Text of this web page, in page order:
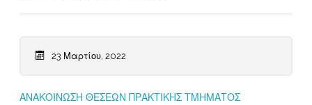
23 Μαρτίου, 2022
ΑΝΑΚΟΙΝΩΣΗ ΘΕΣΕΩΝ ΠΡΑΚΤΙΚΗΣ ΤΜΗΜΑΤΟΣ